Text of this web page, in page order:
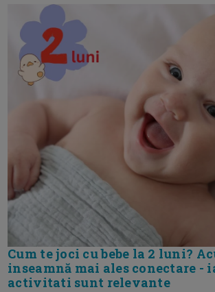
Cum te joci cu bebe la 2 luni?
inseamnă mai ales conectare -
activitati sunt relevante